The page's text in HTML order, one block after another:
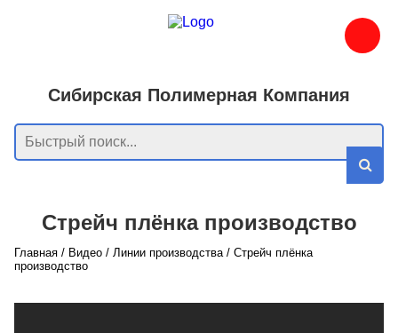
Сибирская Полимерная Компания
Стрейч плёнка производство
Главная / Видео / Линии производства/ Стрейч плёнка
производство